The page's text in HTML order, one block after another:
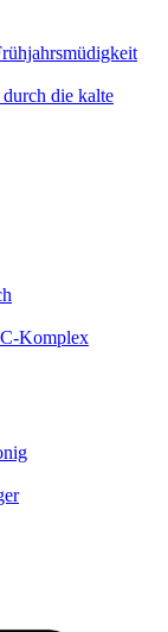
die kalte
Komplex